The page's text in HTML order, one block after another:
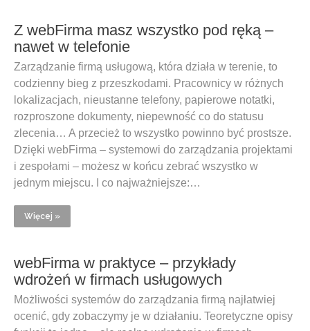
Z webFirma masz wszystko pod ręką –
nawet w telefonie
Zarządzanie firmą usługową, która działa w terenie, to
codzienny bieg z przeszkodami. Pracownicy w różnych
lokalizacjach, nieustanne telefony, papierowe notatki,
rozproszone dokumenty, niepewność co do statusu
zlecenia… A przecież to wszystko powinno być prostsze.
Dzięki webFirma – systemowi do zarządzania projektami
i zespołami – możesz w końcu zebrać wszystko w
jednym miejscu. I co najważniejsze:…
Więcej »
webFirma w praktyce – przykłady
wdrożeń w firmach usługowych
Możliwości systemów do zarządzania firmą najłatwiej
ocenić, gdy zobaczymy je w działaniu. Teoretyczne opisy